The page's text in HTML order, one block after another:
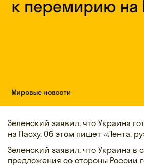
Зеленский заявил, что Украина
на Пасху. Об этом пишет «Лента.
Зеленский заявил, что Украина в
предложения со стороны России